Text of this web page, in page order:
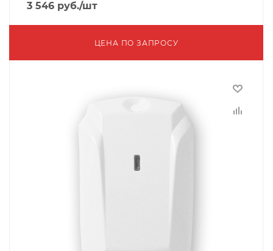
3 546 руб./шт
ЦЕНА ПО ЗАПРОСУ